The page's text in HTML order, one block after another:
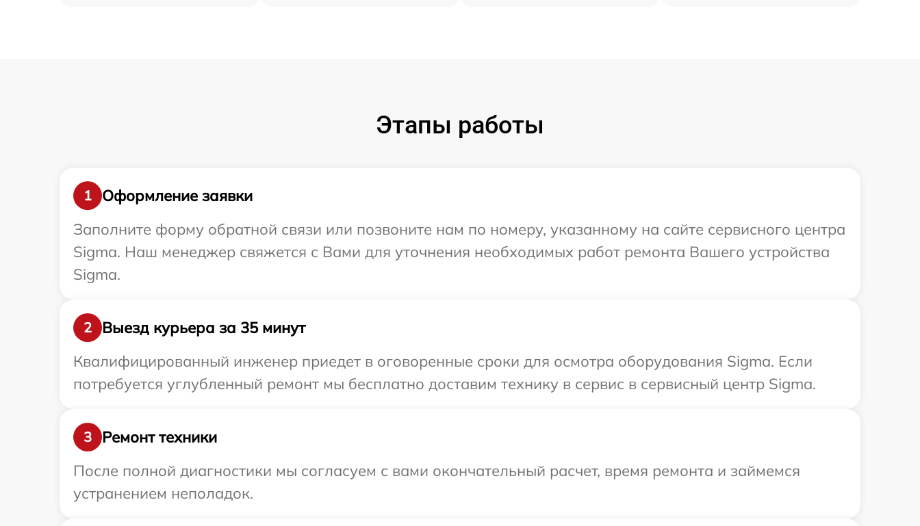
Этапы работы
1
Оформление заявки
Заполните форму обратной связи или позвоните нам по номеру, указанному на сайте сервисного центра
Sigma. Наш менеджер свяжется с Вами для уточнения необходимых работ ремонта Вашего устройства
Sigma.
2
Выезд курьера за 35 минут
Квалифицированный инженер приедет в оговоренные сроки для осмотра оборудования Sigma. Если
потребуется углубленный ремонт мы бесплатно доставим технику в сервис в сервисный центр Sigma.
3
Ремонт техники
После полной диагностики мы согласуем с вами окончательный расчет, время ремонта и займемся
устранением неполадок.